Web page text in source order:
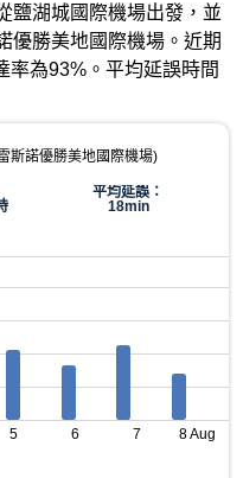
鹽湖城國際機場出發，並
優勝美地國際機場。近期
率為93%。平均延誤時間
斯諾優勝美地國際機場)
平均延誤：
18min
5 6 7 8 Aug